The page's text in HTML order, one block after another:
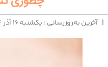
| آخرین به‌روزرسانی : یکشنبه ۱۶ آذر ۱۴۰۴